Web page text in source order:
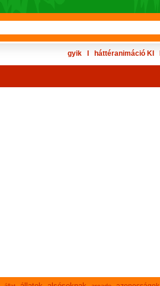
gyik háttéranimáció KI